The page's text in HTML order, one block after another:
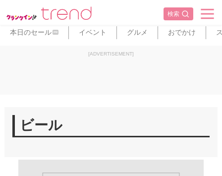
検索
本日のセール PR イベント グルメ おでかけ
[ADVERTISEMENT]
ビール